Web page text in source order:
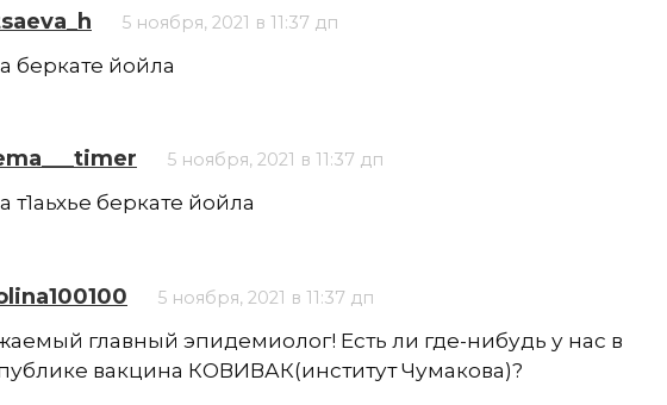
5 ноября, 2021 в 11:37 дп
беркате йойла
5 ноября, 2021 в 11:37 дп
т1аьхье беркате йойла
5 ноября, 2021 в 11:37 дп
главный эпидемиолог! Есть ли где-нибудь у нас в
вакцина КОВИВАК(институт Чумакова)?